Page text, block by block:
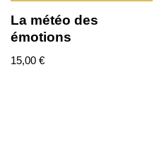
La météo des
émotions
15,00 €